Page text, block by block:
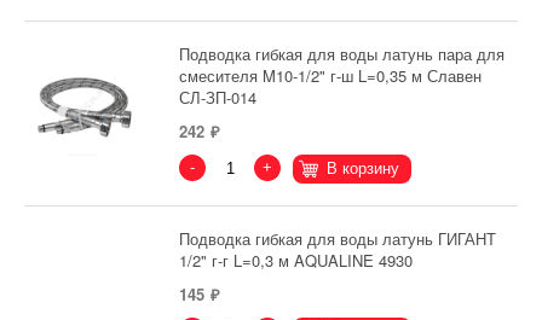
Подводка гибкая для воды латунь пара для
смесителя M10-1/2" г-ш L=0,35 м Славен
СЛ-ЗП-014
242
- + В корзину
Подводка гибкая для воды латунь ГИГАНТ
1/2" г-г L=0,3 м AQUALINE 4930
145